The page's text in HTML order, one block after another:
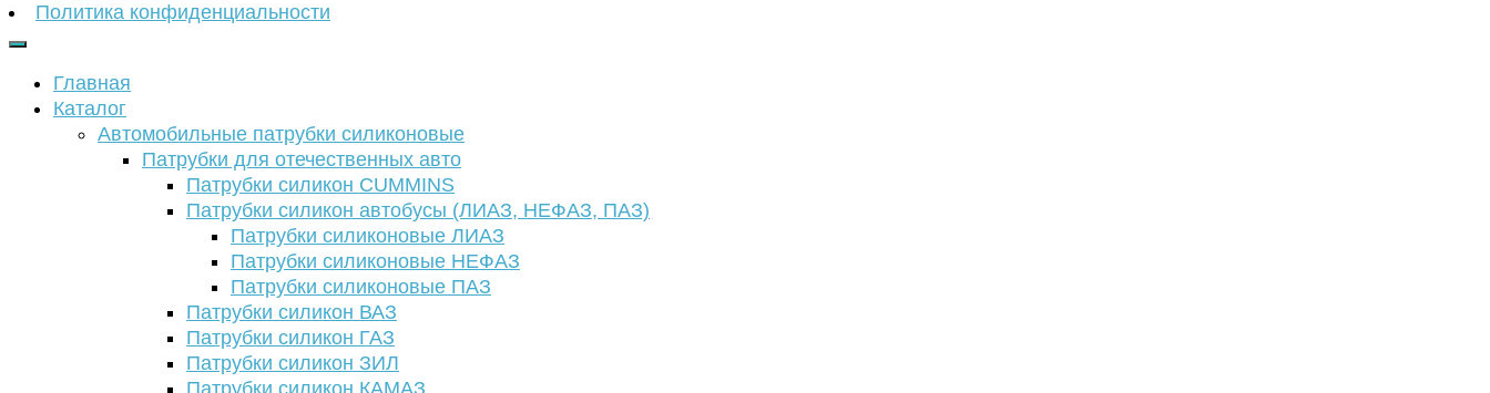
Политика конфиденциальности
Главная
Каталог
Автомобильные патрубки силиконовые
Патрубки для отечественных авто
Патрубки силикон CUMMINS
Патрубки силикон автобусы (ЛИАЗ, НЕФАЗ, ПАЗ)
Патрубки силиконовые ЛИАЗ
Патрубки силиконовые НЕФАЗ
Патрубки силиконовые ПАЗ
Патрубки силикон ВАЗ
Патрубки силикон ГАЗ
Патрубки силикон ЗИЛ
Патрубки силикон КАМАЗ